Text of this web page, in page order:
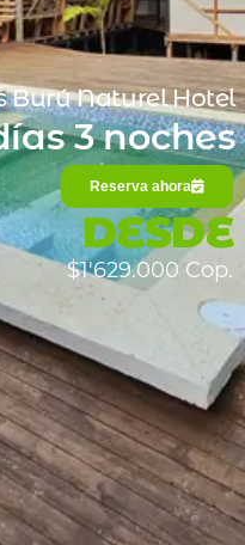
Burú Naturel Hotel
3 noches
Reserva ahora
DESDE
$1'629.000 Cop.